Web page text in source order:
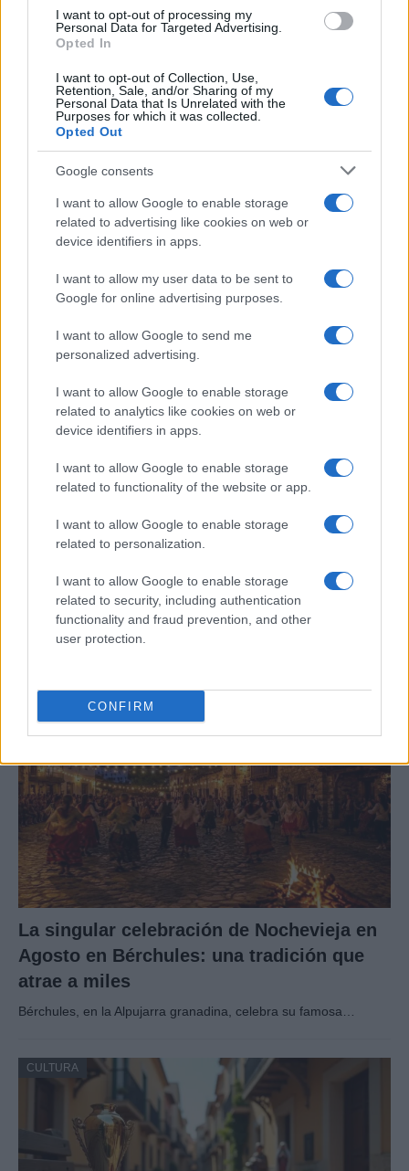
I want to opt-out of processing my
Personal Data for Targeted Advertising.
Opted In
I want to opt-out of Collection, Use,
Retention, Sale, and/or Sharing of my
Personal Data that Is Unrelated with the
Purposes for which it was collected.
Opted Out
Google consents
I want to allow Google to enable storage
related to advertising like cookies on web or
device identifiers in apps.
I want to allow my user data to be sent to
Google for online advertising purposes.
I want to allow Google to send me
personalized advertising.
I want to allow Google to enable storage
related to analytics like cookies on web or
device identifiers in apps.
I want to allow Google to enable storage
related to functionality of the website or app.
I want to allow Google to enable storage
related to personalization.
I want to allow Google to enable storage
related to security, including authentication
functionality and fraud prevention, and other
user protection.
CONFIRM
Cómo Baqueira Beret impulsa la identidad
cultural y deportiva de la Val d’Aran y
Baqueira Beret no solo es sinónimo de esquí.…
Cierre de las V Jornadas de Cultura
Tradicional Rayana con la Asociación
Cultural Raza Charra
La singular celebración de Nochevieja en
Agosto en Bérchules: una tradición que
atrae a miles
Bérchules, en la Alpujarra granadina, celebra su famosa…
CULTURA